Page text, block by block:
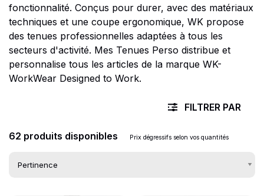
fonctionnalité. Conçus pour durer, avec des matériaux
techniques et une coupe ergonomique, WK propose
des tenues professionnelles adaptées à tous les
secteurs d'activité. Mes Tenues Perso distribue et
personnalise tous les articles de la marque WK-
WorkWear Designed to Work.
62 produits disponibles Prix dégressifs selon vos quantités
FILTRER PAR